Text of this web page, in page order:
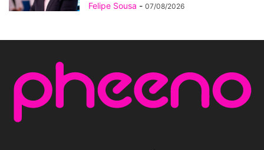
Felipe Sousa - 07/08/2026